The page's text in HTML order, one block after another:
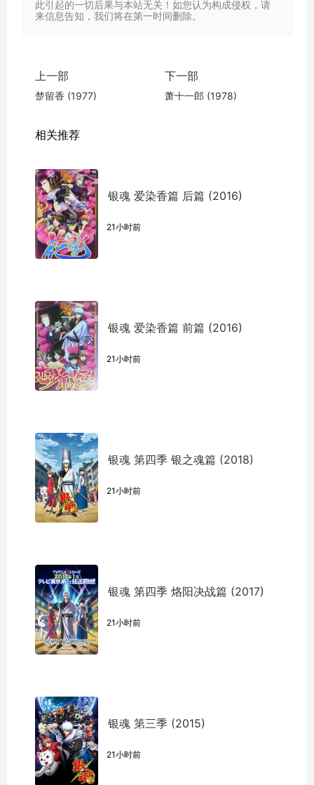
此引起的一切后果与本站无关！如您认为构成侵权，请
来信息告知，我们将在第一时间删除。
上一部
楚留香 (1977)
下一部
萧十一郎 (1978)
相关推荐
银魂 爱染香篇 后篇 (2016)
21小时前
银魂 爱染香篇 前篇 (2016)
21小时前
银魂 第四季 银之魂篇 (2018)
21小时前
银魂 第四季 烙阳决战篇 (2017)
21小时前
银魂 第三季 (2015)
21小时前